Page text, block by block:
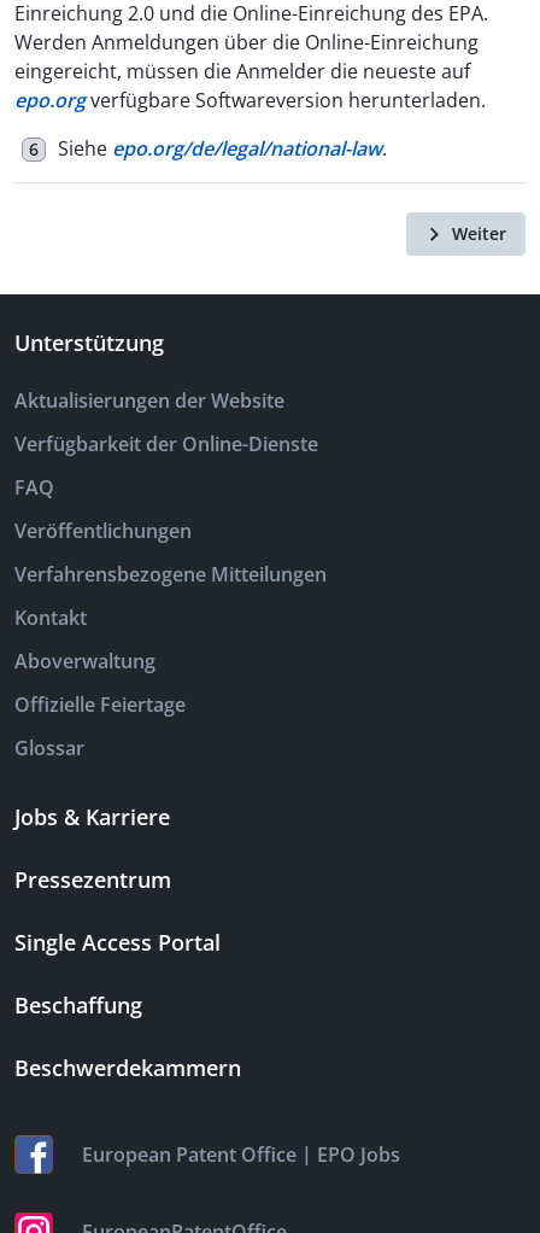
Einreichung 2.0 und die Online-Einreichung des EPA.
Werden Anmeldungen über die Online-Einreichung
eingereicht, müssen die Anmelder die neueste auf
epo.orgverfügbare Softwareversion herunterladen.
6 Siehe epo.org/de/legal/national-law.
Weiter
Unterstützung
Aktualisierungen der Website
Verfügbarkeit der Online-Dienste
FAQ
Veröffentlichungen
Verfahrensbezogene Mitteilungen
Kontakt
Aboverwaltung
Offizielle Feiertage
Glossar
Jobs & Karriere
Pressezentrum
Single Access Portal
Beschaffung
Beschwerdekammern
European Patent Office | EPO Jobs